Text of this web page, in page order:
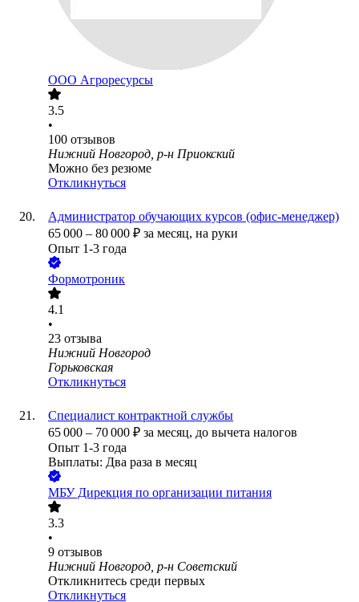
ООО Агроресурсы
3.5
•
100 отзывов
Нижний Новгород, р-н Приокский
Можно без резюме
Откликнуться
Администратор обучающих курсов (офис-менеджер)
65 000 – 80 000 ₽ за месяц, на руки
Опыт 1-3 года
Формотроник
4.1
•
23 отзыва
Нижний Новгород
Горьковская
Откликнуться
Специалист контрактной службы
65 000 – 70 000 ₽ за месяц, до вычета налогов
Опыт 1-3 года
Выплаты: Два раза в месяц
МБУ Дирекция по организации питания
3.3
•
9 отзывов
Нижний Новгород, р-н Советский
Откликнитесь среди первых
Откликнуться